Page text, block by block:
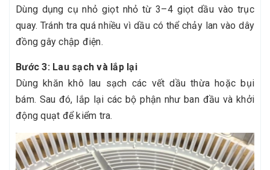
Dùng dụng cụ nhỏ giọt nhỏ từ 3–4 giọt dầu vào trục
quay. Tránh tra quá nhiều vì dầu có thể chảy lan vào dây
đồng gây chập điện.
Bước 3: Lau sạch và lắp lại
Dùng khăn khô lau sạch các vết dầu thừa hoặc bụi
bám. Sau đó, lắp lại các bộ phận như ban đầu và khởi
động quạt để kiểm tra.